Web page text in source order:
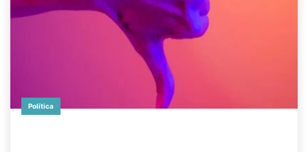
Política